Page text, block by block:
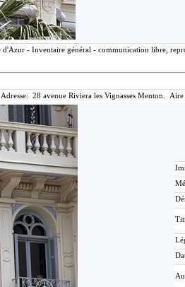
d'Azur - Inventaire général - communication libre,
28 avenue Riviera les Vignasses Menton.